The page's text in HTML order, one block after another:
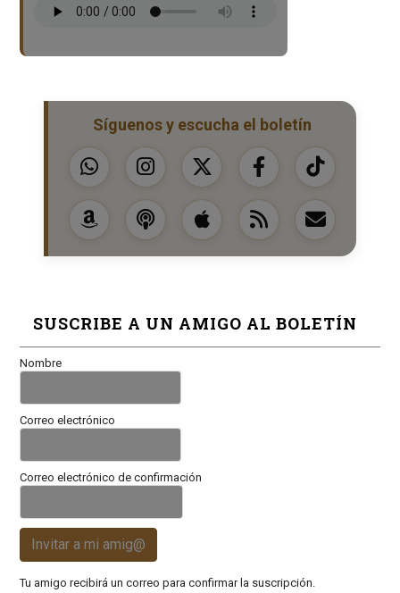
Síguenos y escucha el boletín
SUSCRIBE A UN AMIGO AL BOLETÍN
Nombre
Correo electrónico
Correo electrónico de confirmación
Invitar a mi amig@
Tu amigo recibirá un correo para confirmar la suscripción.